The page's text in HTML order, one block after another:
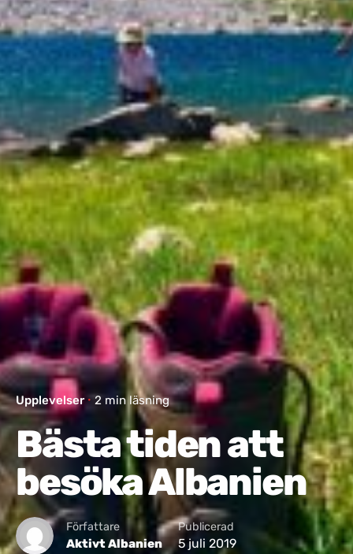
Upplevelser 2 min läsning
Bästa tiden att
besöka Albanien
Författare
Aktivt Albanien
Publicerad
5 juli 2019